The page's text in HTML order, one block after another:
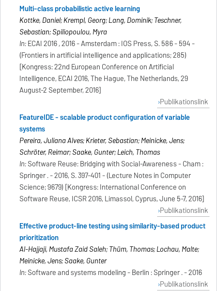
Multi-class probabilistic active learning
Kottke, Daniel; Krempl, Georg; Lang, Dominik; Teschner,
Sebastian; Spiliopoulou, Myra
In:ECAI 2016 , 2016 - Amsterdam : IOS Press, S. 586 - 594 -
(Frontiers in artificial intelligence and applications; 285)
[Kongress: 22nd European Conference on Artificial
Intelligence, ECAI 2016, The Hague, The Netherlands, 29
August-2 September, 2016]
Publikationslink
FeatureIDE - scalable product configuration of variable
systems
Pereira, Juliana Alves; Krieter, Sebastian; Meinicke, Jens;
Schröter, Reimar; Saake, Gunter; Leich, Thomas
In:Software Reuse: Bridging with Social-Awareness - Cham :
Springer . - 2016, S. 397-401 - (Lecture Notes in Computer
Science; 9679) [Kongress: International Conference on
Software Reuse, ICSR 2016, Limassol, Cyprus, June 5-7, 2016]
Publikationslink
Effective product-line testing using similarity-based product
prioritization
Al-Hajjaji, Mustafa Zaid Saleh; Thüm, Thomas; Lochau, Malte;
Meinicke, Jens; Saake, Gunter
In:Software and systems modeling - Berlin : Springer . - 2016
Publikationslink